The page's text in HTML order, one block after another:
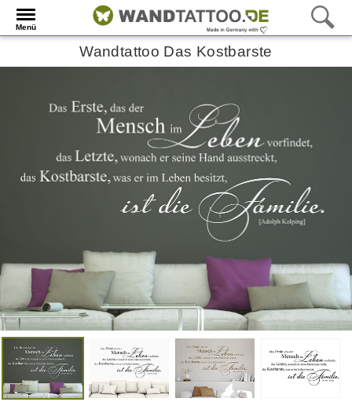
Menü
Wandtattoo Das Kostbarste